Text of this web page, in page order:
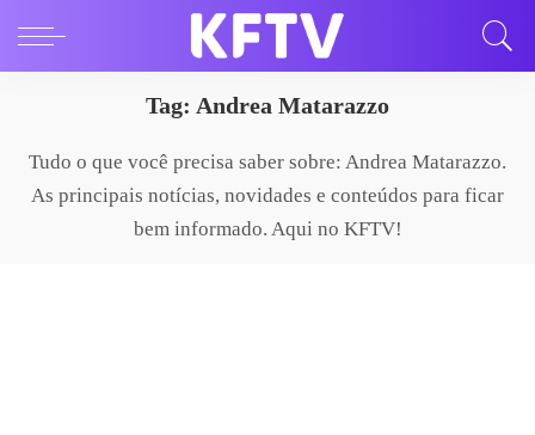
Tag: Andrea Matarazzo
Tudo o que você precisa saber sobre: Andrea Matarazzo.
As principais notícias, novidades e conteúdos para ficar
bem informado. Aqui no KFTV!